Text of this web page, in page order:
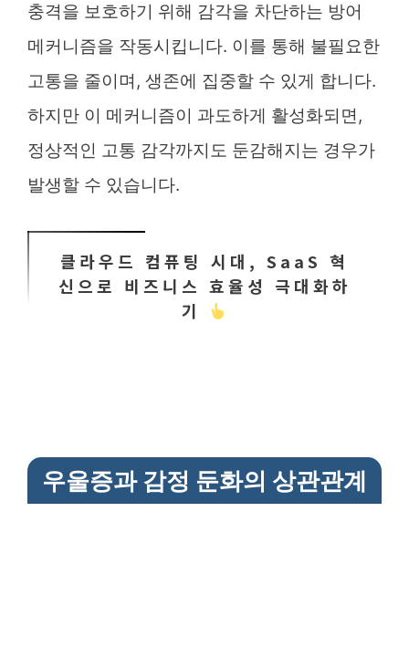
충격을 보호하기 위해 감각을 차단하는 방어
메커니즘을 작동시킵니다. 이를 통해 불필요한
고통을 줄이며, 생존에 집중할 수 있게 합니다.
하지만 이 메커니즘이 과도하게 활성화되면,
정상적인 고통 감각까지도 둔감해지는 경우가
발생할 수 있습니다.
클라우드 컴퓨팅 시대, SaaS 혁
신으로 비즈니스 효율성 극대화하
기
우울증과 감정 둔화의 상관관계